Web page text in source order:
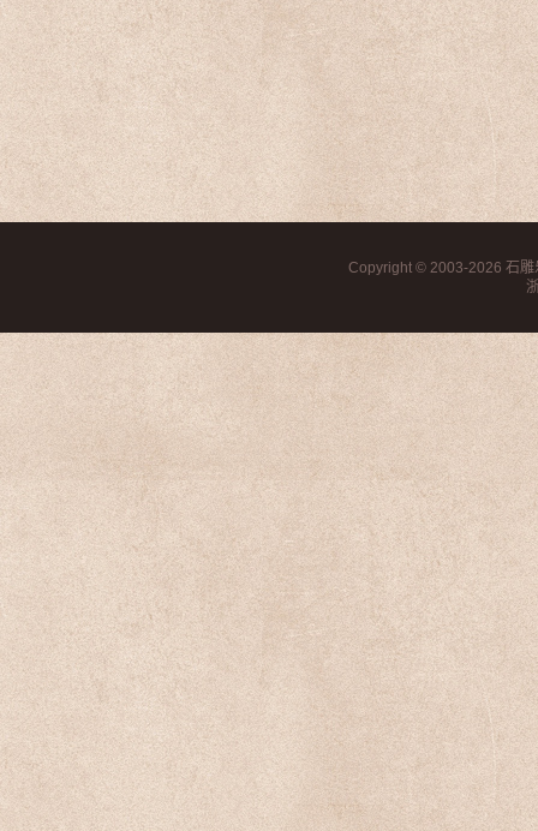
Copyright © 2003-2026 石雕